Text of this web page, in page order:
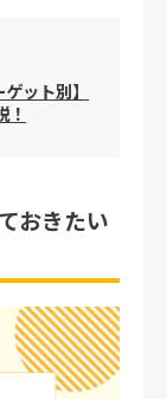
ット別】
おきたい